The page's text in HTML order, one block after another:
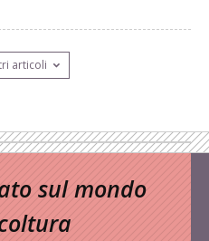
articoli
sul mondo